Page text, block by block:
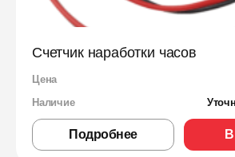
Счетчик наработки часов
Цена
Наличие
Подробнее